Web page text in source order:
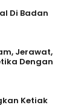
Di Badan
Jerawat,
Dengan
Ketiak